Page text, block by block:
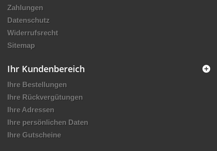
Zahlungen
Datenschutz
Widerrufsrecht
Sitemap
Ihr Kundenbereich
Ihre Bestellungen
Ihre Rückvergütungen
Ihre Adressen
Ihre persönlichen Daten
Ihre Gutscheine